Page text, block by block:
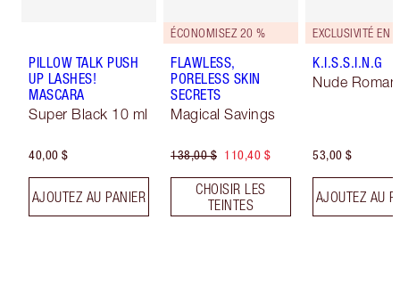
PILLOW TALK PUSH
UP LASHES!
MASCARA
Super Black 10 ml
40,00 $
AJOUTEZ AU PANIER
ÉCONOMISEZ 20 %
FLAWLESS,
PORELESS SKIN
SECRETS
Magical Savings
138,00 $ 110,40 $
CHOISIR LES
TEINTES
EXCLUSIVITÉ EN
K.I.S.S.I.N.G
Nude
53,00 $
AJOUTEZ AU